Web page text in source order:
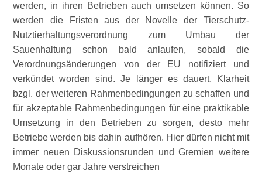
werden, in ihren Betrieben auch umsetzen können. So
werden die Fristen aus der Novelle der Tierschutz-
Nutztierhaltungsverordnung zum Umbau der
Sauenhaltung schon bald anlaufen, sobald die
Verordnungsänderungen von der EU notifiziert und
verkündet worden sind. Je länger es dauert, Klarheit
bzgl. der weiteren Rahmenbedingungen zu schaffen und
für akzeptable Rahmenbedingungen für eine praktikable
Umsetzung in den Betrieben zu sorgen, desto mehr
Betriebe werden bis dahin aufhören. Hier dürfen nicht mit
immer neuen Diskussionsrunden und Gremien weitere
Monate oder gar Jahre verstreichen